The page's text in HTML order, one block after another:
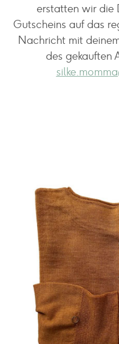
erstatten wir die
Gutscheins auf das
Nachricht mit
des gekauften